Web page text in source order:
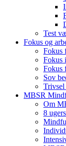
Test
Fokus og
Fokus
Fokus
Fokus
Sov
MBSR
Om
8